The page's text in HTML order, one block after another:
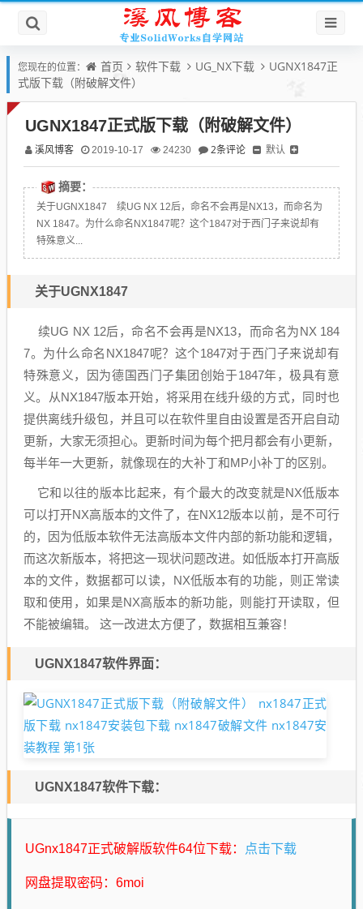
您现在的位置： 首页 软件下载 UG_NX下载
UGNX1847正
式版下载（附破解文件）
UGNX1847正式版下载（附破解文件）
溪风博客 2019-10-17 24230 2条评论 默认
摘要：
关于UGNX1847 续UG NX 12后，命名不会再是NX13，而命名为
NX 1847。为什么命名NX1847呢？这个1847对于西门子来说却有
特殊意义...
关于UGNX1847
续UG NX 12后，命名不会再是NX13，而命名为NX 184
7。为什么命名NX1847呢？这个1847对于西门子来说却有
特殊意义，因为德国西门子集团创始于1847年，极具有意
义。从NX1847版本开始，将采用在线升级的方式，同时也
提供离线升级包，并且可以在软件里自由设置是否开启自动
更新，大家无须担心。更新时间为每个把月都会有小更新，
每半年一大更新，就像现在的大补丁和MP小补丁的区别。
它和以往的版本比起来，有个最大的改变就是NX低版本
可以打开NX高版本的文件了，在NX12版本以前，是不可行
的，因为低版本软件无法高版本文件内部的新功能和逻辑，
而这次新版本，将把这一现状问题改进。如低版本打开高版
本的文件，数据都可以读，NX低版本有的功能，则正常读
取和使用，如果是NX高版本的新功能，则能打开读取，但
不能被编辑。 这一改进太方便了，数据相互兼容！
UGNX1847软件界面：
UGNX1847软件下载：
UGnx1847正式破解版软件64位下载： 点击下载
网盘提取密码：6moi